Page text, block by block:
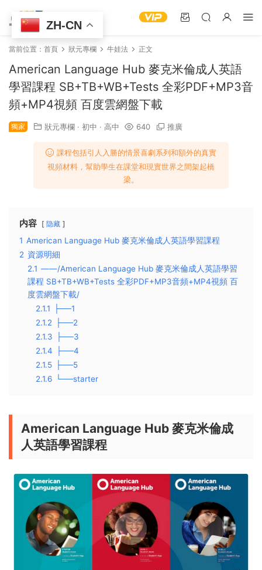
當前位置： 首頁 狀元專欄 牛娃法 正文
American Language Hub 麥克米倫成人英語
學習課程 SB+TB+WB+Tests 全彩PDF+MP3音
頻+MP4視頻 百度雲網盤下載
獨家 狀元專欄 · 初中 · 高中 640 推廣
課程包括引人入勝的情景喜劇系列和額外的真實
視頻材料，幫助學生在課堂和現實世界之間架起橋
梁。
内容 隐藏
1 American Language Hub 麥克米倫成人英語學習課程
2 資源明細
2.1 ——/American Language Hub 麥克米倫成人英語學習
課程 SB+TB+WB+Tests 全彩PDF+MP3音頻+MP4視頻 百
度雲網盤下載/
2.1.1
├──1
2.1.2
├──2
2.1.3
├──3
2.1.4
├──4
2.1.5
├──5
2.1.6
└──starter
American Language Hub 麥克米倫成
人英語學習課程
ZH-CN